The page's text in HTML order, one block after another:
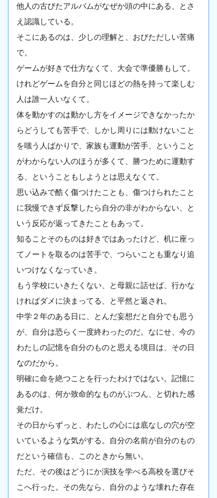
他人の古びたアルバムがなぜか頭の中にある、とさ
え認識している。
そこにあるのは、少しの理解と、おびただしい苦痛
で。
ゲームが好きで仕方なくて、大会で準優勝もして。
けれどゲームを自分と同じほどの熱を持って楽しむ
人は誰一人いなくて。
体を動かすのは動かし方をイメージできなかったか
らどうしても苦手で、しかし周りには動けないこと
を嗤う人ばかりで、家族も運動が苦手、ということ
がわからない人のほうが多くて、勝つために運動す
る、ということもしようとは思えなくて。
思い込みで酷く傷つけたことも、傷つけられたこと
に我慢できず反撃したら自分の非がわからない、と
いう反応が返ってきたこともあって。
知ることそのものは好きではあったけど、机に座っ
てノートを取るのは苦手で、つらいことも重なり追
いつけなくなっていき。
もう学校にいきたくない、と母親に話せば、行かな
ければダメに決まってる、と平然と返され。
中学２年のある日に、とんだ妄想だと自分でも思う
が、自分は恐らく一度終わったのだ。なにせ、今の
わたしの記憶を自分のものと思える境目は、その日
なのだから。
明確に命を絶つことを行ったわけではない。記憶に
あるのは、何か致命的なものがぷつん、と切れた感
覚だけ。
その日からずっと、わたしの心には底なしの穴が空
いているような気がする。自分の名前が自分のもの
だという確信も、このときから無い。
ただ、その後はどうにか演技を学べる高校を選びそ
こへ行った。その先なら、自分のような壊れた存在